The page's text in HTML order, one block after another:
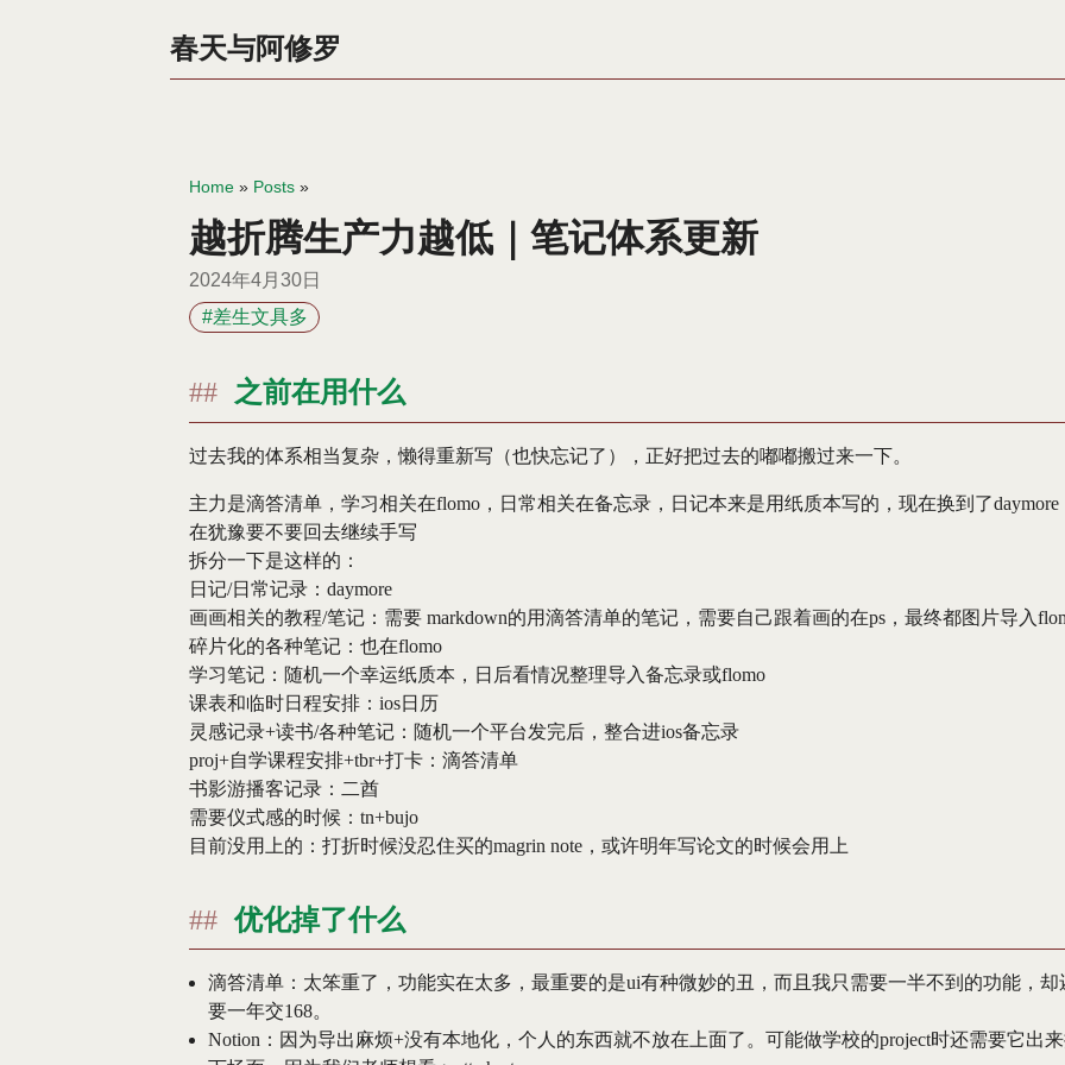
春天与阿修罗
Home » Posts »
越折腾生产力越低｜笔记体系更新
2024年4月30日
#差生文具多
之前在用什么
过去我的体系相当复杂，懒得重新写（也快忘记了），正好把过去的嘟嘟搬过来一下。
主力是滴答清单，学习相关在flomo，日常相关在备忘录，日记本来是用纸质本写的，现在换到了daymore
在犹豫要不要回去继续手写
拆分一下是这样的：
日记/日常记录：daymore
画画相关的教程/笔记：需要 markdown的用滴答清单的笔记，需要自己跟着画的在ps，最终都图片导入
碎片化的各种笔记：也在flomo
学习笔记：随机一个幸运纸质本，日后看情况整理导入备忘录或flomo
课表和临时日程安排：ios日历
灵感记录+读书/各种笔记：随机一个平台发完后，整合进ios备忘录
proj+自学课程安排+tbr+打卡：滴答清单
书影游播客记录：二酋
需要仪式感的时候：tn+bujo
目前没用上的：打折时候没忍住买的magrin note，或许明年写论文的时候会用上
优化掉了什么
滴答清单：太笨重了，功能实在太多，最重要的是ui有种微妙的丑，而且我只需要一半不到的功能，却
要一年交168。
Notion：因为导出麻烦+没有本地化，个人的东西就不放在上面了。可能做学校的project时还需要它出